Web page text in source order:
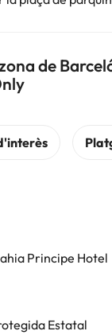
de
Principe Hotel
Estatal